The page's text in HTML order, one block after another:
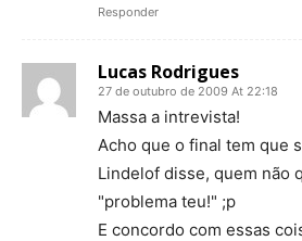
Responder
Lucas Rodrigues
27 de outubro de 2009 At 22:18
Massa a intrevista!
Acho que o final tem que
Lindelof disse, quem não
"problema teu!" ;p
E concordo com essas